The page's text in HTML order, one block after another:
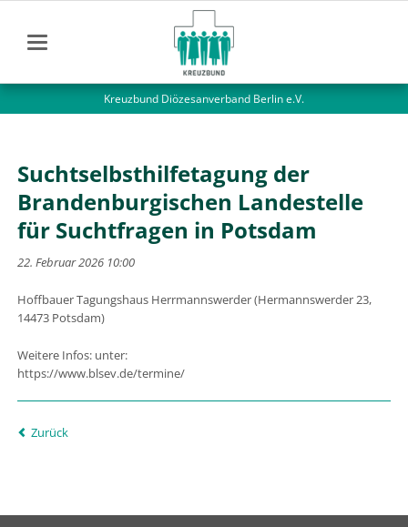
Kreuzbund Diözesanverband Berlin e.V.
Suchtselbsthilfetagung der
Brandenburgischen Landestelle
für Suchtfragen in Potsdam
22. Februar 2026 10:00
Hoffbauer Tagungshaus Herrmannswerder(Hermannswerder 23,
14473 Potsdam)
Weitere Infos: unter:
https://www.blsev.de/termine/
Zurück